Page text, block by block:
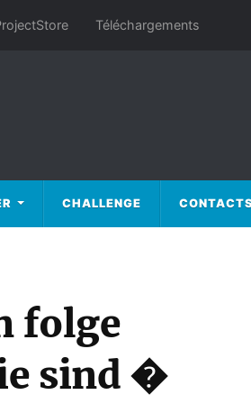
Téléchargements
CHALLENGE
folge
sind �